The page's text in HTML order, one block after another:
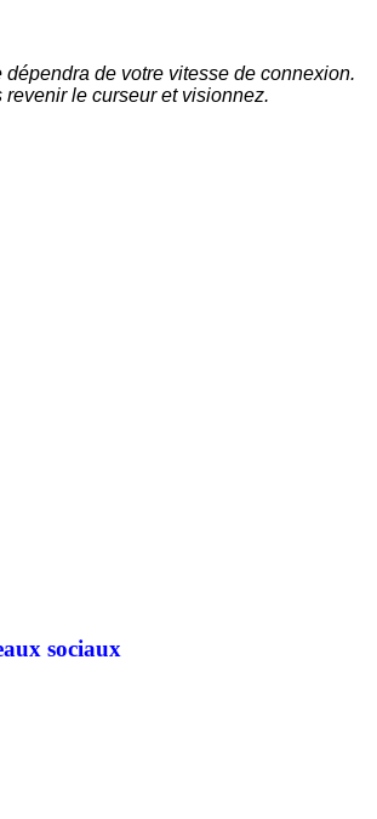
de votre vitesse de connexion.
le curseur et visionnez.
sociaux